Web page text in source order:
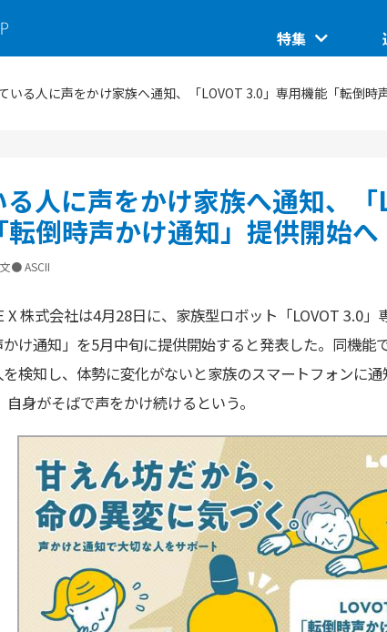
特集
ViennaUP、オーストリア・ウィーン開催の分散型ス
タートアップフェス
社会実装に向けた研究、技術 大学発スタートアップ
オープンイノベーション入門：手引きと実践ガイド
教育
いる人に声をかけ家族へ通知、「LOVOT 3.0」専用機能「転倒時
人に声をかけ家族へ通知、
転倒時声かけ通知」提供開始へ
文● ASCII
X 株式会社は4月28日に、家族型ロボット「LOVOT 3.0」
かけ通知」を5月中旬に提供開始すると発表した。同機能
検知し、体勢に変化がないと家族のスマートフォンに通
自身がそばで声をかけ続けるという。